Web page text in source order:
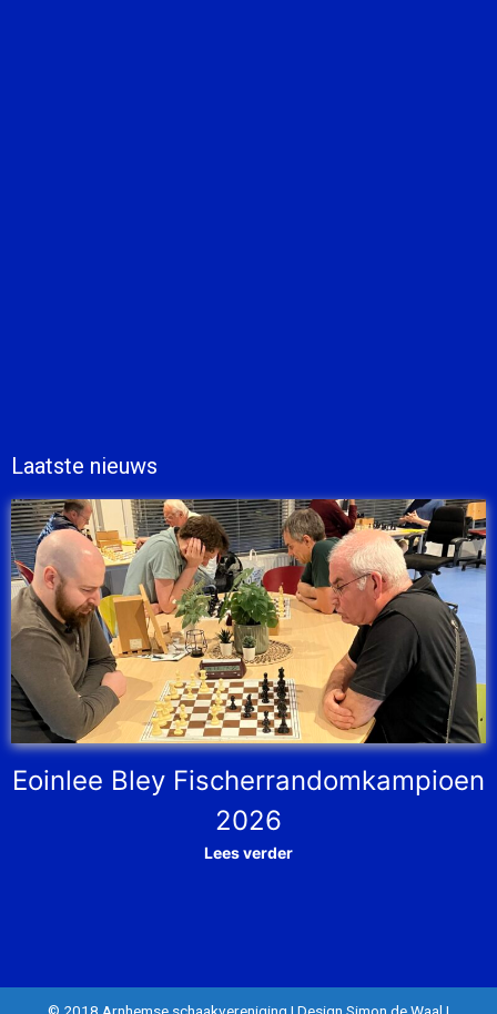
Laatste nieuws
Eoinlee Bley Fischerrandomkampioen
2026
Lees verder